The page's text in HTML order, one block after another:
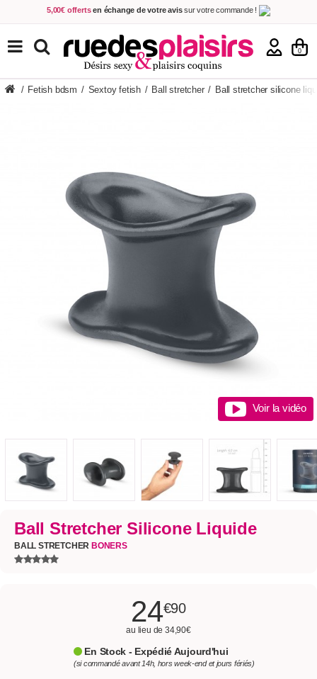
5,00€ offerts en échange de votre avissur votre commande !
Achetez aujourd'hui. Décidez quand payer !
Livraison en 48h
au prix de 2,90 € ! (Offerte dès 69,00€ d'achat)
0
TOUS NOS PRODUITS
/ Fetish bdsm / Sextoy fetish / Ball stretcher / Ball stretcher silicone
Voir la vidéo
Ball Stretcher Silicone Liquide
BALL STRETCHER BONERS
24€90
au lieu de 34,90€
En Stock - Expédié Aujourd'hui
(si commandé avant 14h, hors week-end et jours fériés)